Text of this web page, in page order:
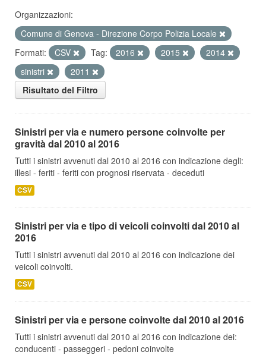
Organizzazioni:
Comune di Genova - Direzione Corpo Polizia Locale
Formati:
CSV Tag: 2016 2015
2014
sinistri
2011
Risultato del Filtro
Sinistri per via e numero persone coinvolte per
gravità dal 2010 al 2016
Tutti i sinistri avvenuti dal 2010 al 2016 con indicazione degli:
illesi - feriti - feriti con prognosi riservata - deceduti
CSV
Sinistri per via e tipo di veicoli coinvolti dal 2010 al
2016
Tutti i sinistri avvenuti dal 2010 al 2016 con indicazione dei
veicoli coinvolti.
CSV
Sinistri per via e persone coinvolte dal 2010 al 2016
Tutti i sinistri avvenuti dal 2010 al 2016 con indicazione dei:
conducenti - passeggeri - pedoni coinvolte